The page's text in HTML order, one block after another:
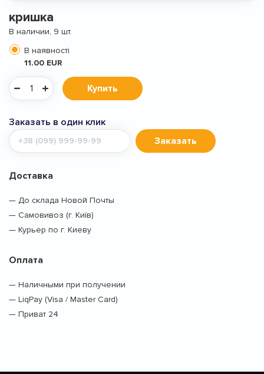
кришка
В наличии, 9 шт.
В наявності
11.00 EUR
Купить
Заказать в один клик
Мобильный
телефон
Заказать
Доставка
— До склада Новой Почты
— Самовивоз (г. Київ)
— Курьер по г. Киеву
Оплата
— Наличными при получении
— LiqPay (Visa / Master Card)
— Приват 24